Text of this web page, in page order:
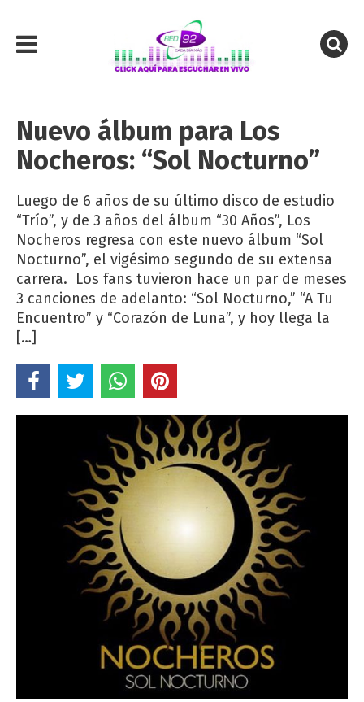
Nuevo álbum para Los
Nocheros: “Sol Nocturno”
Luego de 6 años de su último disco de estudio
“Trío”, y de 3 años del álbum “30 Años”, Los
Nocheros regresa con este nuevo álbum “Sol
Nocturno”, el vigésimo segundo de su extensa
carrera. Los fans tuvieron hace un par de meses
3 canciones de adelanto: “Sol Nocturno,” “A Tu
Encuentro” y “Corazón de Luna”, y hoy llega la
[…]